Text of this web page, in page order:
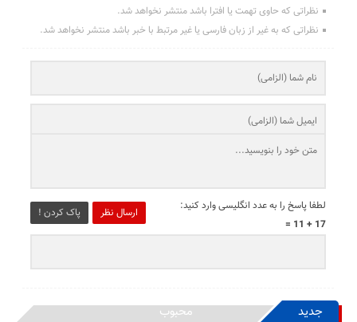
نظراتی که حاوی تهمت یا افترا باشد منتشر نخواهد شد.
نظراتی که به غیر از زبان فارسی یا غیر مرتبط با خبر باشد منتشر نخواهد شد.
ارسال نظر پاک کردن !
لطفا پاسخ را به عدد انگلیسی وارد کنید:
17 + 11 =
جدید محبوب